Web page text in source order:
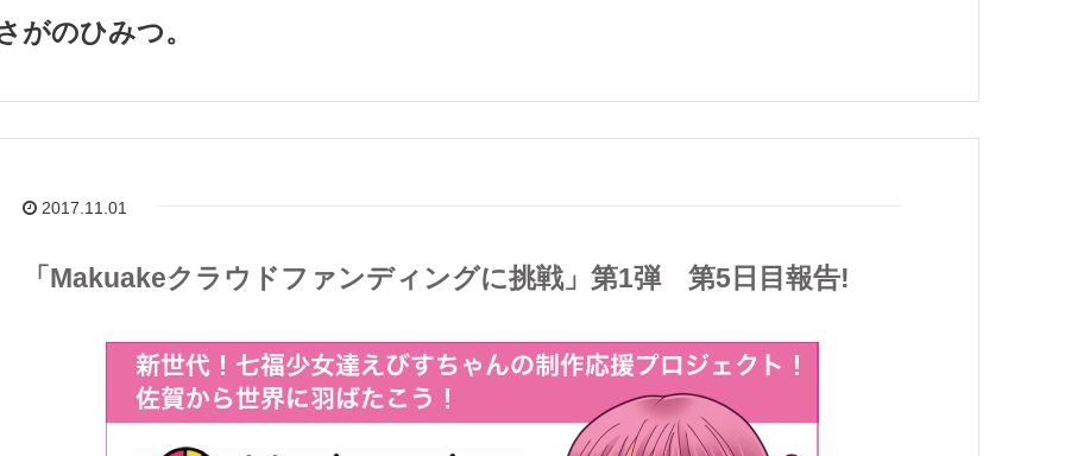
がのひみつ。
2017.11.01
「Makuakeクラウドファンディングに挑戦」第1弾 第5日目報告!